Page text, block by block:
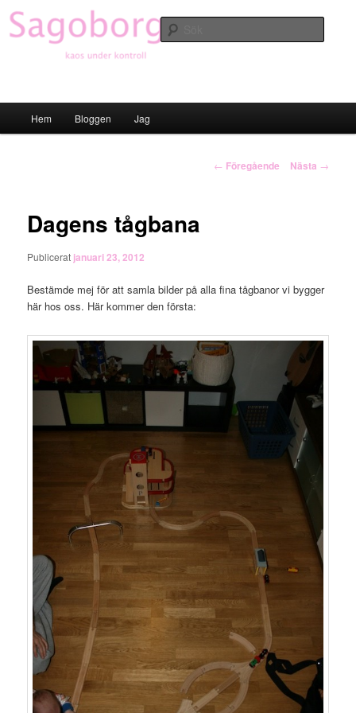
Hoppa
till
primärt
Hem Bloggen Jag
Inläggsnavigering
← Föregående Nästa →
Dagens tågbana
Publicerat januari 23, 2012
Bestämde mej för att samla bilder på alla fina tågbanor vi bygger
här hos oss. Här kommer den första: